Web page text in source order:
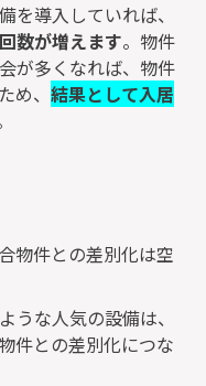
を導入していれば、
数が増えます。物件
が多くなれば、物件
め、 結果として入居
物件との差別化は空
うな人気の設備は、
件との差別化につな